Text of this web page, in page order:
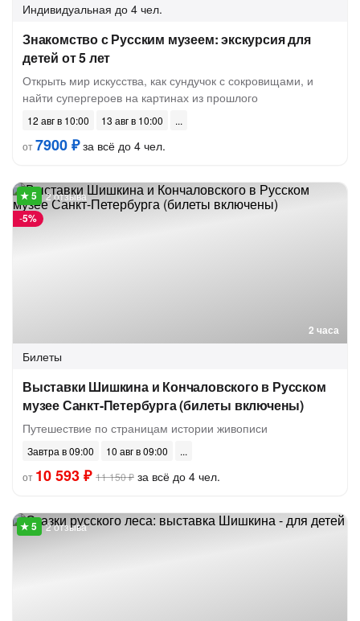
Индивидуальная до 4 чел.
Знакомство с Русским музеем: экскурсия для
детей от 5 лет
Открыть мир искусства, как сундучок с сокровищами, и
найти супергероев на картинах из прошлого
12 авг в 10:00
13 авг в 10:00
от7900 ₽за всё до 4 чел.
2 часа
-5%
2 отзыва
Билеты
Выставки Шишкина и Кончаловского в Русском
музее Санкт-Петербурга (билеты включены)
Путешествие по страницам истории живописи
Завтра в 09:00
10 авг в 09:00
от 10 593 ₽ 11 150 ₽ за всё до 4 чел.
2 отзыва